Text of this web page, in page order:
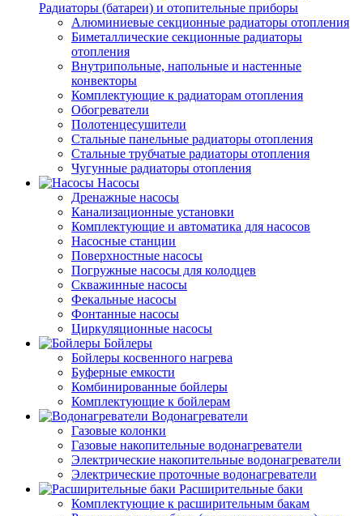
Радиаторы (батареи) и отопительные приборы
Алюминиевые секционные радиаторы отопления
Биметаллические секционные радиаторы
отопления
Внутрипольные, напольные и настенные
конвекторы
Комплектующие к радиаторам отопления
Обогреватели
Полотенцесушители
Стальные панельные радиаторы отопления
Стальные трубчатые радиаторы отопления
Чугунные радиаторы отопления
Насосы
Дренажные насосы
Канализационные установки
Комплектующие и автоматика для насосов
Насосные станции
Поверхностные насосы
Погружные насосы для колодцев
Скважинные насосы
Фекальные насосы
Фонтанные насосы
Циркуляционные насосы
Бойлеры
Бойлеры косвенного нагрева
Буферные емкости
Комбинированные бойлеры
Комплектующие к бойлерам
Водонагреватели
Газовые колонки
Газовые накопительные водонагреватели
Электрические накопительные водонагреватели
Электрические проточные водонагреватели
Расширительные баки
Комплектующие к расширительным бакам